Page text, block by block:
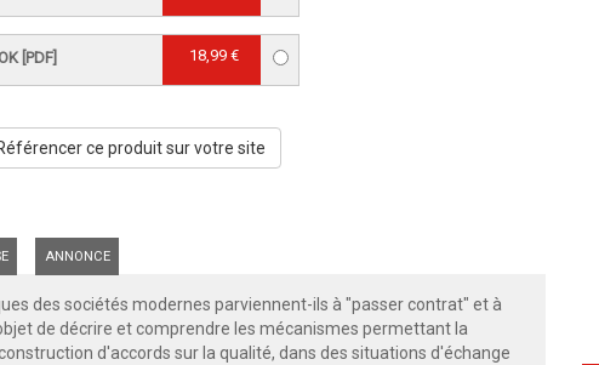
[PDF] 18,99 €
ce produit sur votre site
ANNONCE
des sociétés modernes parviennent-ils à "passer contrat" et à
de décrire et comprendre les mécanismes permettant la
d'accords sur la qualité, dans des situations d'échange